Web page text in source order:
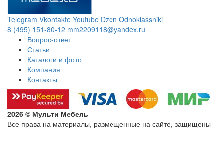
Telegram Vkontakte Youtube Dzen Odnoklassniki
8 (495) 151-80-12 mm2209118@yandex.ru
Вопрос-ответ
Статьи
Каталоги и фото
Компания
Контакты
2026 © Мульти Мебель
Все права на материалы, размещенные на сайте, защищены